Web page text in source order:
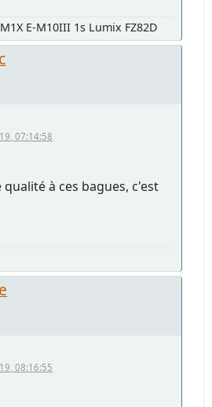
E-M10III 1s Lumix FZ82D
07:14:58
à ces bagues, c'est
08:16:55